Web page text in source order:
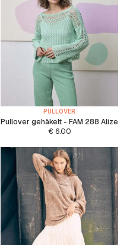
PULLOVER
Pullover gehäkelt - FAM 288 Alize
€6.00